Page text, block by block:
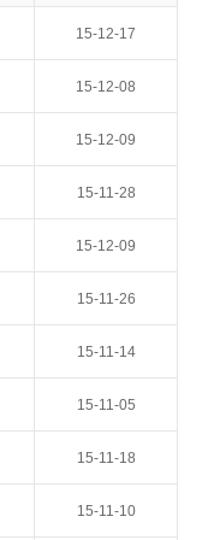
15-12-17
15-12-08
15-12-09
15-11-28
15-12-09
15-11-26
15-11-14
15-11-05
15-11-18
15-11-10